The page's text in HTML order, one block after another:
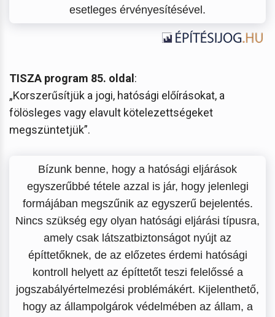
esetleges érvényesítésével.
TISZA program 85. oldal :
„Korszerűsítjük a jogi, hatósági előírásokat, a
fölösleges vagy elavult kötelezettségeket
megszüntetjük”.
Bízunk benne, hogy a hatósági eljárások
egyszerűbbé tétele azzal is jár, hogy jelenlegi
formájában megszűnik az egyszerű bejelentés.
Nincs szükség egy olyan hatósági eljárási típusra,
amely csak látszatbiztonságot nyújt az
építtetőknek, de az előzetes érdemi hatósági
kontroll helyett az építtetőt teszi felelőssé a
jogszabályértelmezési problémákért. Kijelenthető,
hogy az állampolgárok védelmében az állam, a